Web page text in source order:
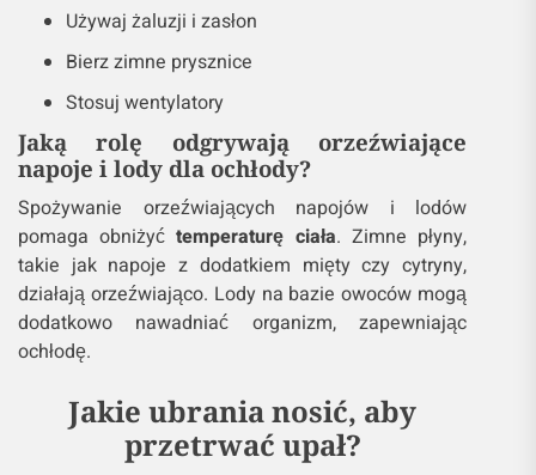
Używaj żaluzji i zasłon
Bierz zimne prysznice
Stosuj wentylatory
Jaką rolę odgrywają orzeźwiające
napoje i lody dla ochłody?
Spożywanie orzeźwiających napojów i lodów
pomaga obniżyćtemperaturę ciała. Zimne płyny,
takie jak napoje z dodatkiem mięty czy cytryny,
działają orzeźwiająco. Lody na bazie owoców mogą
dodatkowo nawadniać organizm, zapewniając
ochłodę.
Jakie ubrania nosić, aby
przetrwać upał?